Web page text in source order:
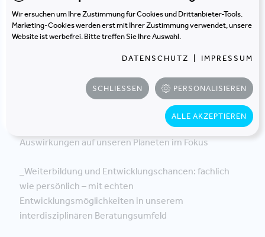
vertrauensbasierte und teamorientierte Arbeitskultur
– Homeoffice und Mobile Working inklusive
_Abwechslungsreiche und verantwortungsvolle
hohe Relevanz für die Zukunft von Immobilien,
Gebäudebetrieb und Arbeitswelten haben
_Sinnstiftung – in unserer Arbeit haben wir die
Auswirkungen auf unseren Planeten im Fokus
_Weiterbildung und Entwicklungschancen: fachlich
wie persönlich – mit echten
Entwicklungsmöglichkeiten in unserem
interdisziplinären Beratungsumfeld
Wir ersuchen um Ihre Zustimmung für Cookies und Drittanbieter-Tools.
Marketing-Cookies werden erst mit Ihrer Zustimmung verwendet, unsere
Website ist werbefrei. Bitte treffen Sie Ihre Auswahl.
DATENSCHUTZ IMPRESSUM
SCHLIESSEN PERSONALISIEREN
ALLE AKZEPTIEREN